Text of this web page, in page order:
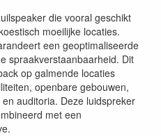
die vooral geschikt
moeilijke locaties.
een geoptimaliseerde
spraakverstaanbaarheid. Dit
op galmende locaties
openbare gebouwen,
auditoria. Deze luidspreker
met een